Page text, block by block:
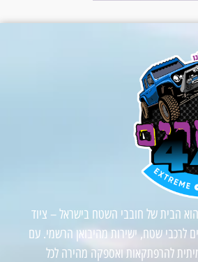
הבית של חובבי השטח בישראל – ציוד
לרכבי שטח, ישירות מהיבואן הרשמי. עם
להרפתקאות ואספקה מהירה לכל